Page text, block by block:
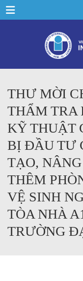
Menu
THƯ MỜI
THẨM TRA
KỸ THUẬT
BỊ ĐẦU TƯ
TẠO,
THÊM
VỆ SINH
TÒA NHÀ
TRƯỜNG